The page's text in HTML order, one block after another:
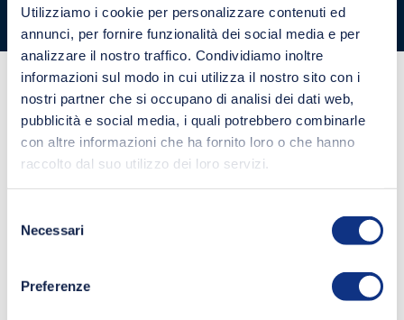
Utilizziamo i cookie per personalizzare contenuti ed
annunci, per fornire funzionalità dei social media e per
analizzare il nostro traffico. Condividiamo inoltre
informazioni sul modo in cui utilizza il nostro sito con i
nostri partner che si occupano di analisi dei dati web,
pubblicità e social media, i quali potrebbero combinarle
con altre informazioni che ha fornito loro o che hanno
raccolto dal suo utilizzo dei loro servizi.
delNecessari
Preferenze
controllo ex D.lgs. 231